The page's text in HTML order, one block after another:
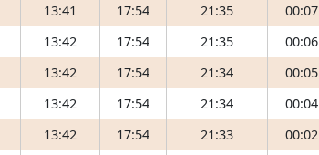
13:41 17:54 21:35 00:07
13:42 17:54 21:35 00:06
13:42 17:54 21:34 00:05
13:42 17:54 21:34 00:04
13:42 17:54 21:33 00:02